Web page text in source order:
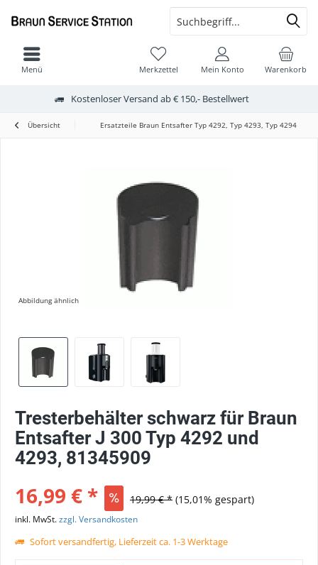
Kostenloser Versand ab € 150,- Bestellwert
Warenkorb
Merkzettel Mein Konto
Menü
Übersicht Ersatzteile Braun Entsafter Typ 4292, Typ 4293, Typ 4294
Abbildung ähnlich
Tresterbehälter schwarz für Braun
Entsafter J 300 Typ 4292 und
4293, 81345909
16,99 € * 19,99 € * (15,01% gespart)
inkl. MwSt.zzgl. Versandkosten
Sofort versandfertig, Lieferzeit ca. 1-3 Werktage